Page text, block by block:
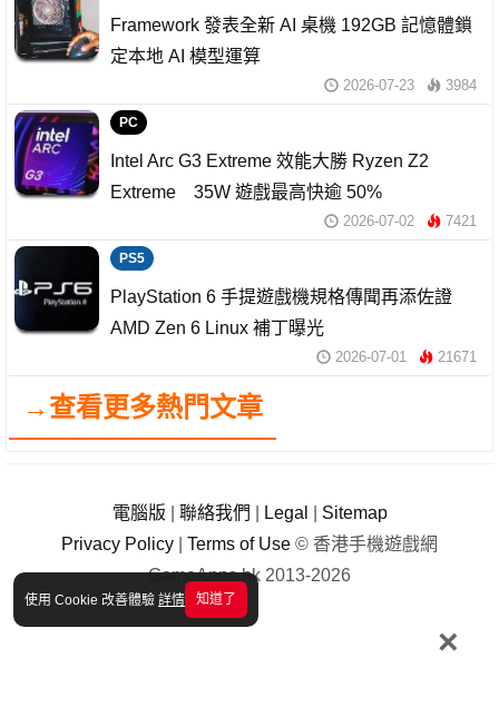
使用 Cookie 改善體驗 詳情 知道了
×
Framework 發表全新 AI 桌機 192GB 記憶體鎖
定本地 AI 模型運算
2026-07-23 3984
PC
Intel Arc G3 Extreme 效能大勝 Ryzen Z2
Extreme 35W 遊戲最高快逾 50%
2026-07-02 7421
PS5
PlayStation 6 手提遊戲機規格傳聞再添佐證
AMD Zen 6 Linux 補丁曝光
2026-07-01 21671
→查看更多熱門文章
電腦版 聯絡我們 Legal
Sitemap
Privacy Policy
Terms of Use © 香港手機遊戲網
GameApps.hk 2013-2026